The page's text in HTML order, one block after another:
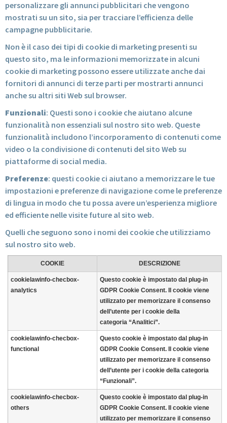
personalizzare gli annunci pubblicitari che vengono
mostrati su un sito, sia per tracciare l’efficienza delle
campagne pubblicitarie.
Non è il caso dei tipi di cookie di marketing presenti su
questo sito, ma le informazioni memorizzate in alcuni
cookie di marketing possono essere utilizzate anche dai
fornitori di annunci di terze parti per mostrarti annunci
anche su altri siti Web sul browser.
Funzionali: Questi sono i cookie che aiutano alcune
funzionalità non essenziali sul nostro sito web. Queste
funzionalità includono l’incorporamento di contenuti come
video o la condivisione di contenuti del sito Web su
piattaforme di social media.
Preferenze: questi cookie ci aiutano a memorizzare le tue
impostazioni e preferenze di navigazione come le preferenze
di lingua in modo che tu possa avere un’esperienza migliore
ed efficiente nelle visite future al sito web.
Quelli che seguono sono i nomi dei cookie che utilizziamo
sul nostro sito web.
COOKIE DESCRIZIONE
cookielawinfo-checbox-
analytics
Questo cookie è impostato dal plug-in
GDPR Cookie Consent. Il cookie viene
utilizzato per memorizzare il consenso
dell’utente per i cookie della
categoria “Analitici”.
cookielawinfo-checbox-
functional
Questo cookie è impostato dal plug-in
GDPR Cookie Consent. Il cookie viene
utilizzato per memorizzare il consenso
dell’utente per i cookie della categoria
“Funzionali”.
cookielawinfo-checbox-
others
Questo cookie è impostato dal plug-in
GDPR Cookie Consent. Il cookie viene
utilizzato per memorizzare il consenso